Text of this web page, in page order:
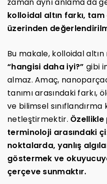
kolloidal altın farkı,
üzerinden
Bu makale, kolloidal
“hangisi daha iyi?” gibi
almaz. Amaç,
tanımı arasındaki farkı,
ve bilimsel
netleştirmektir.
terminoloji arasındaki
noktalarda, yanlış
göstermek ve
çerçeve sunmaktır.